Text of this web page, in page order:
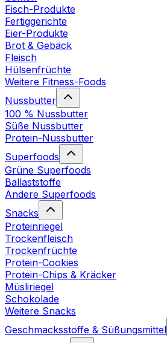
Fisch-Produkte
Fertiggerichte
Eier-Produkte
Brot & Gebäck
Fleisch
Hülsenfrüchte
Weitere Fitness-Foods
Nussbutter
100 % Nussbutter
Süße Nussbutter
Protein-Nussbutter
Superfoods
Grüne Superfoods
Ballaststoffe
Andere Superfoods
Snacks
Proteinriegel
Trockenfleisch
Trockenfrüchte
Protein-Cookies
Protein-Chips & Kräcker
Müsliriegel
Schokolade
Weitere Snacks
Geschmacksstoffe & Süßungsmittel